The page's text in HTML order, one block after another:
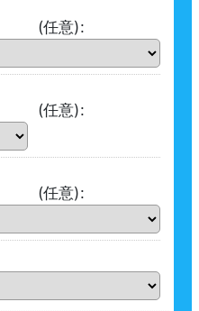
成 (任意):
ト (任意):
(任意):